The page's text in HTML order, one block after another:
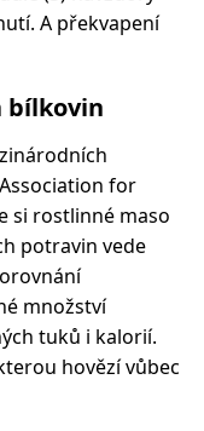
A překvapení
bílkovin
for
si rostlinné maso
potravin vede
množství
tuků i kalorií.
hovězí vůbec